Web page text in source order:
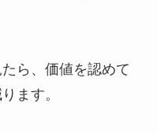
ら、価値を認めて
ます。